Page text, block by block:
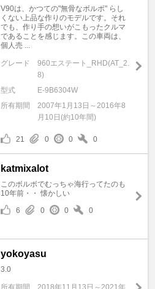
V90は、かつての"無骨なボルボ" らし
くない上品な作りのモデルです。それ
でも、作り手の想いがこもったクルマ
であることを感じます。この車両は、
個人売 ...
グレード
960エステート_RHD(AT_2.
8)
型式
E-9B6304W
所有期間
2007年1月13日～2016年8
月10日(約10年間)
21 0 0 0
katmixalot
このボルボでむっちゃ海行ってたのも
10年前・・ 懐かしい
6
0 0 0
yokoyasu
3.0